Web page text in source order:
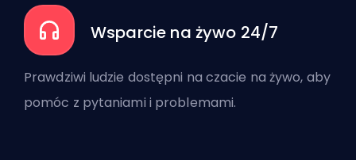
Wsparcie na żywo 24/7
Prawdziwi ludzie dostępni na czacie na żywo, aby
pomóc z pytaniami i problemami.